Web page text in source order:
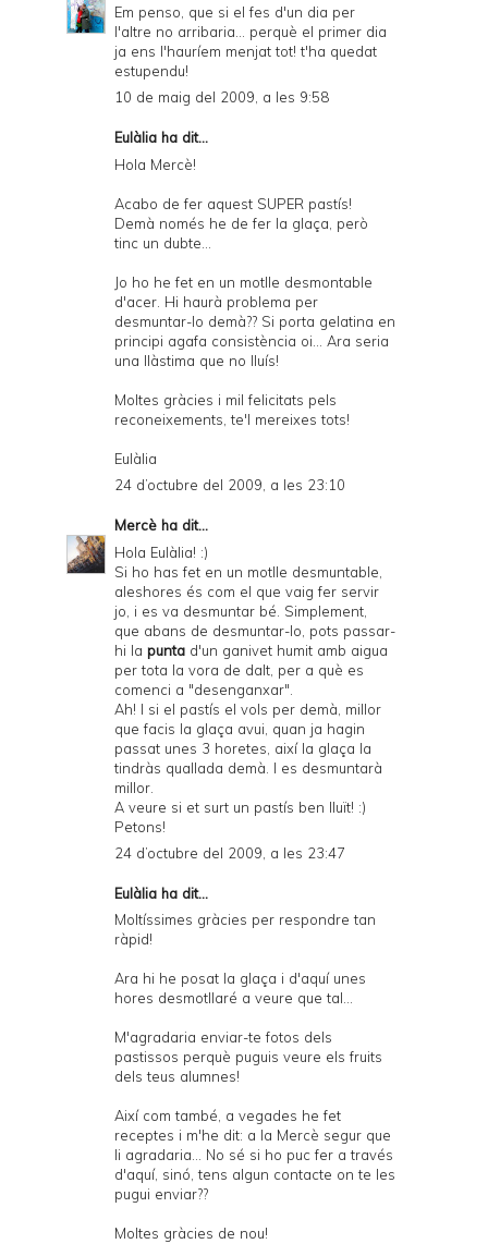
Em penso, que si el fes d'un dia per
l'altre no arribaria... perquè el primer dia
ja ens l'hauríem menjat tot! t'ha quedat
estupendu!
10 de maig del 2009, a les 9:58
Eulàlia ha dit...
Hola Mercè!
Acabo de fer aquest SUPER pastís!
Demà només he de fer la glaça, però
tinc un dubte...
Jo ho he fet en un motlle desmontable
d'acer. Hi haurà problema per
desmuntar-lo demà?? Si porta gelatina en
principi agafa consistència oi... Ara seria
una llàstima que no lluís!
Moltes gràcies i mil felicitats pels
reconeixements, te'l mereixes tots!
Eulàlia
24 d’octubre del 2009, a les 23:10
Mercè ha dit...
Hola Eulàlia! :)
Si ho has fet en un motlle desmuntable,
aleshores és com el que vaig fer servir
jo, i es va desmuntar bé. Simplement,
que abans de desmuntar-lo, pots passar-
hi la punta d'un ganivet humit amb aigua
per tota la vora de dalt, per a què es
comenci a "desenganxar".
Ah! I si el pastís el vols per demà, millor
que facis la glaça avui, quan ja hagin
passat unes 3 horetes, així la glaça la
tindràs quallada demà. I es desmuntarà
millor.
A veure si et surt un pastís ben lluït! :)
Petons!
24 d’octubre del 2009, a les 23:47
Eulàlia ha dit...
Moltíssimes gràcies per respondre tan
ràpid!
Ara hi he posat la glaça i d'aquí unes
hores desmotllaré a veure que tal...
M'agradaria enviar-te fotos dels
pastissos perquè puguis veure els fruits
dels teus alumnes!
Així com també, a vegades he fet
receptes i m'he dit: a la Mercè segur que
li agradaria... No sé si ho puc fer a través
d'aquí, sinó, tens algun contacte on te les
pugui enviar??
Moltes gràcies de nou!